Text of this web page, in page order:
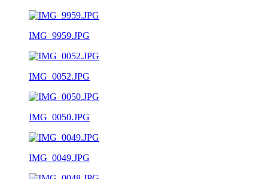
IMG_9959.JPG
IMG_0052.JPG
IMG_0050.JPG
IMG_0049.JPG